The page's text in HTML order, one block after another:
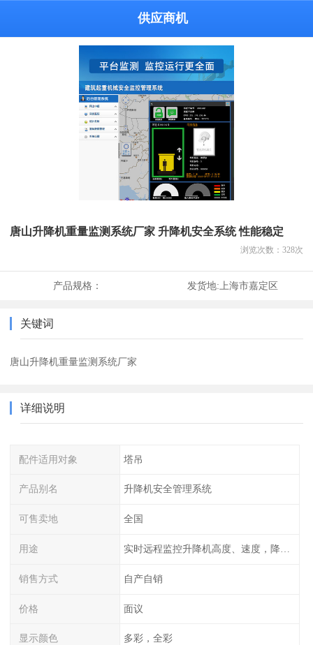
供应商机
唐山升降机重量监测系统厂家 升降机安全系统 性能稳定
浏览次数： 328次
产品规格： 发货地:上海市嘉定区
关键词
唐山升降机重量监测系统厂家
详细说明
配件适用对象 塔吊
产品别名 升降机安全管理系统
可售卖地 全国
用途
销售方式 自产自销
价格 面议
显示颜色 多彩，全彩